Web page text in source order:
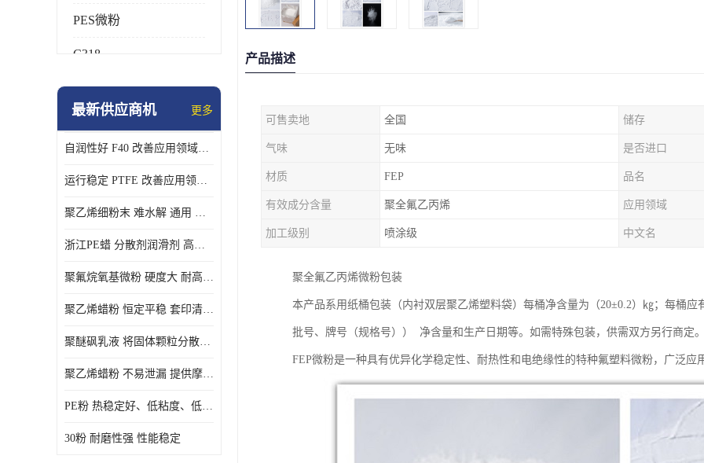
PES微粉
C318
HFP
PE蜡粉
PE改性蜡粉
最新供应商机 更多
自润性好 F40 改善应用领域的耐热性 滑润性
运行稳定 PTFE 改善应用领域的耐热性 滑润性
聚乙烯细粉末 难水解 通用 氟茂
浙江PE蜡 分散剂润滑剂 高低熔点
聚氟烷氧基微粉 硬度大 耐高温性能好 良好的不粘性 功能性涂料
聚乙烯蜡粉 恒定平稳 套印清漆 无毒
聚醚砜乳液 将固体颗粒分散均匀 高分子聚合物 新的纳米涂层材料
聚乙烯蜡粉 不易泄漏 提供摩擦减少和润滑性能
PE粉 热稳定好、低粘度、低熔点
30粉 耐磨性强 性能稳定
产品描述
可售卖地 全国 储存
气味 无味 是否进口
材质 FEP 品名
有效成分含量 聚全氟乙丙烯 应用领域
加工级别 喷涂级 中文名
聚全氟乙丙烯微粉包装
本产品系用纸桶包装（内衬双层聚乙烯塑料袋）每桶净含量为（20±0.2）㎏；每桶
批号、牌号（规格号）） 净含量和生产日期等。如需特殊包装，供需双方另行商定
FEP微粉是一种具有优异化学稳定性、耐热性和电绝缘性的特种氟塑料微粉，广泛应